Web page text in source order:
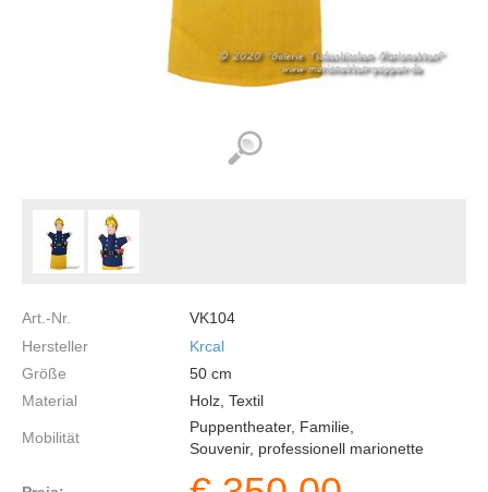
Art.-Nr.
VK104
Hersteller
Krcal
Größe
50 cm
Material
Holz, Textil
Mobilität
Puppentheater, Familie,
Souvenir, professionell marionette